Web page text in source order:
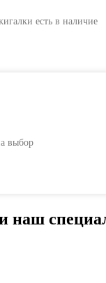
есть в наличие
выбор
наш